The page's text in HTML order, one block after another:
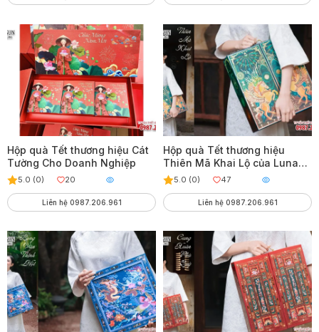
Hộp quà Tết thương hiệu Cát
Tường Cho Doanh Nghiệp
5.0 (0) 20
Liên hệ 0987.206.961
Hộp quà Tết thương hiệu
Thiên Mã Khai Lộ của Luna
Cake5.0 (0) 47
Liên hệ 0987.206.961